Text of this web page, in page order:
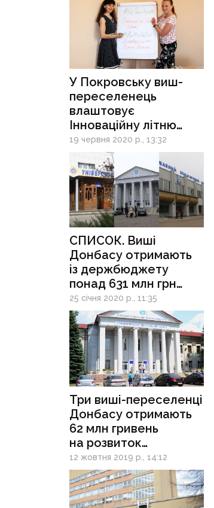
У Покровську виш-
переселенець
влаштовує
Інноваційну літню
школу для молоді
19 червня 2020 р., 13:32
СПИСОК. Виші
Донбасу отримають
із держбюджету
понад 631 млн грн
фінансування
25 січня 2020 р., 11:35
Три виші-переселенці
Донбасу отримають
62 млн гривень
на розвиток
інфраструктури
12 жовтня 2019 р., 14:12